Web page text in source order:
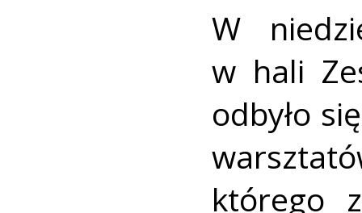
W
w hali
odbyło
którego